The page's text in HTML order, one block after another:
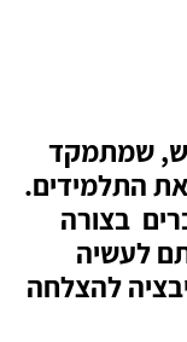
שמתמקד
התלמידים.
בצורה
לעשיה
להצלחה